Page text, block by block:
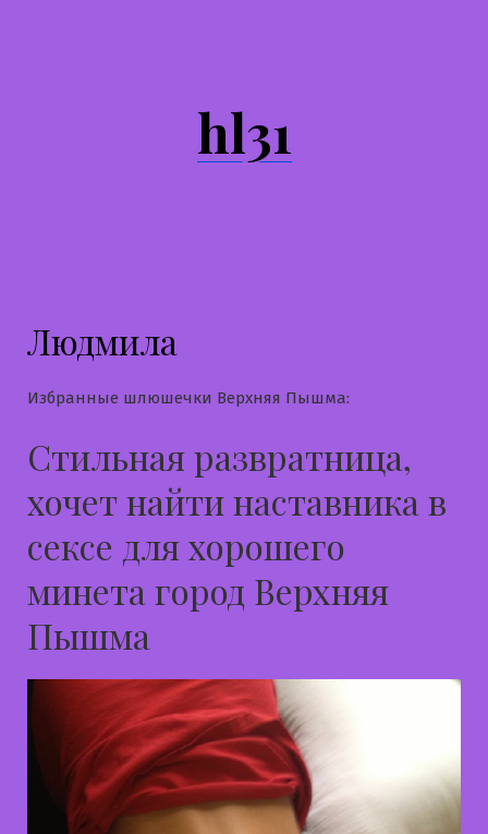
hl31
Людмила
Избранные шлюшечки Верхняя Пышма:
Стильная развратница,
хочет найти наставника в
сексе для хорошего
минета город Верхняя
Пышма